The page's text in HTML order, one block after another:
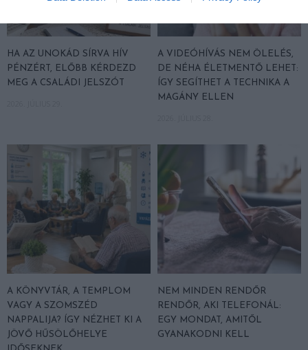
HA AZ UNOKÁD SÍRVA HÍV
PÉNZÉRT, ELŐBB KÉRDEZD
MEG A CSALÁDI JELSZÓT
A VIDEÓHÍVÁS NEM ÖLELÉS,
DE NÉHA ÉLETMENTŐ LEHET:
ÍGY SEGÍTHET A TECHNIKA A
MAGÁNY ELLEN
A KÖNYVTÁR, A TEMPLOM
VAGY A SZOMSZÉD
NAPPALIJA? ÍGY NÉZHET KI A
JÖVŐ HŰSÖLŐHELYE
NEM MINDEN RENDŐR
RENDŐR, AKI TELEFONÁL:
EGY MONDAT, AMITŐL
GYANAKODNI KELL